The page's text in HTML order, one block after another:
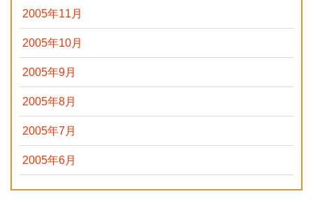
2005年11月
2005年10月
2005年9月
2005年8月
2005年7月
2005年6月